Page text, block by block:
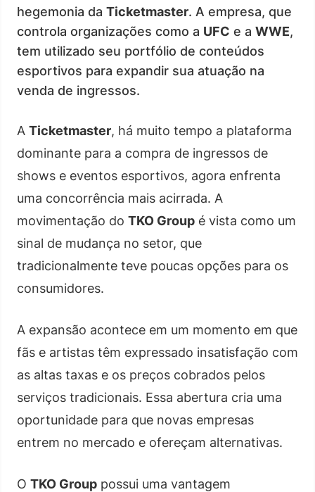
hegemonia da Ticketmaster. A empresa, que
controla organizações como a UFC e a WWE,
tem utilizado seu portfólio de conteúdos
esportivos para expandir sua atuação na
venda de ingressos.
A Ticketmaster, há muito tempo a plataforma
dominante para a compra de ingressos de
shows e eventos esportivos, agora enfrenta
uma concorrência mais acirrada. A
movimentação do TKO Group é vista como um
sinal de mudança no setor, que
tradicionalmente teve poucas opções para os
consumidores.
A expansão acontece em um momento em que
fãs e artistas têm expressado insatisfação com
as altas taxas e os preços cobrados pelos
serviços tradicionais. Essa abertura cria uma
oportunidade para que novas empresas
entrem no mercado e ofereçam alternativas.
O TKO Group possui uma vantagem